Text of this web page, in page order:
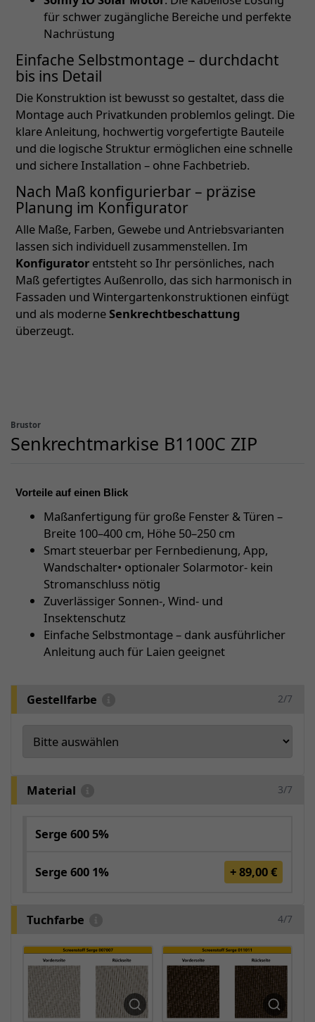
für schwer zugängliche Bereiche und perfekte
Nachrüstung
Einfache Selbstmontage – durchdacht
bis ins Detail
Die Konstruktion ist bewusst so gestaltet, dass die
Montage auch Privatkunden problemlos gelingt. Die
klare Anleitung, hochwertig vorgefertigte Bauteile
und die logische Struktur ermöglichen eine schnelle
und sichere Installation – ohne Fachbetrieb.
Nach Maß konfigurierbar – präzise
Planung im Konfigurator
Alle Maße, Farben, Gewebe und Antriebsvarianten
lassen sich individuell zusammenstellen. Im
Konfigurator entsteht so Ihr persönliches, nach
Maß gefertigtes Außenrollo, das sich harmonisch in
Fassaden und Wintergartenkonstruktionen einfügt
und als moderneSenkrechtbeschattung
überzeugt.
Brustor
Senkrechtmarkise B1100C ZIP
Vorteile auf einen Blick
Maßanfertigung für große Fenster & Türen –
Breite 100–400 cm, Höhe 50–250 cm
Smart steuerbar per Fernbedienung, App,
Wandschalter• optionaler Solarmotor- kein
Stromanschluss nötig
Zuverlässiger Sonnen-, Wind- und
Insektenschutz
Einfache Selbstmontage – dank ausführlicher
Anleitung auch für Laien geeignet
Gestellfarbe 2/7
Material 3/7
Serge 600 5%
Serge 600 1% + 89,00 €
Tuchfarbe 4/7